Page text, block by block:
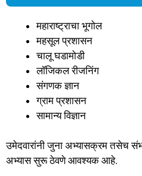
महाराष्ट्राचा भूगोल
महसूल प्रशासन
चालू घडामोडी
लॉजिकल रीजनिंग
संगणक ज्ञान
ग्राम प्रशासन
सामान्य विज्ञान
उमेदवारांनी जुना अभ्यासक्रम तसेच
अभ्यास सुरू ठेवणे आवश्यक आहे.